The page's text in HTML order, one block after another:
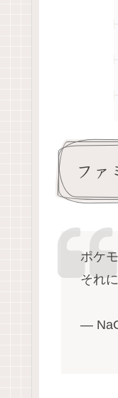
ファ
ポケ
それ
—